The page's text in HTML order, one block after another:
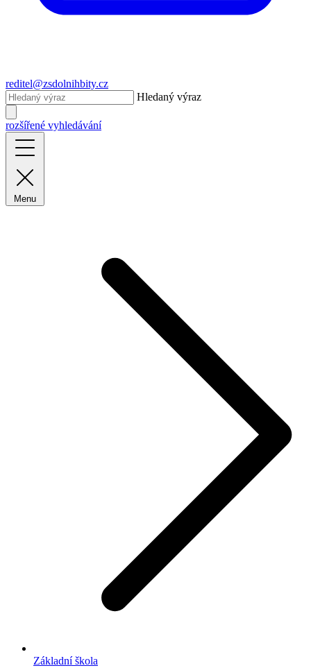
reditel@zsdolnihbity.cz
Hledaný výraz
rozšířené vyhledávání
Menu
Základní škola